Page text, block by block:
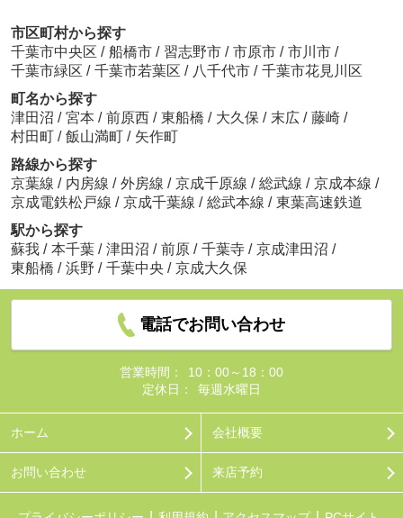
市区町村から探す
千葉市中央区 / 船橋市 / 習志野市 / 市原市 / 市川市 /
千葉市緑区 / 千葉市若葉区 / 八千代市 / 千葉市花見川区
町名から探す
津田沼 / 宮本 / 前原西 / 東船橋 / 大久保 / 末広 / 藤崎 /
村田町 / 飯山満町 / 矢作町
路線から探す
京葉線 / 内房線 / 外房線 / 京成千原線 / 総武線 / 京成本線 /
京成電鉄松戸線 / 京成千葉線 / 総武本線 / 東葉高速鉄道
駅から探す
蘇我 / 本千葉 / 津田沼 / 前原 / 千葉寺 / 京成津田沼 /
東船橋 / 浜野 / 千葉中央 / 京成大久保
電話でお問い合わせ
営業時間：
10：00～18：00
定休日：
毎週水曜日
ホーム 会社概要
お問い合わせ 来店予約